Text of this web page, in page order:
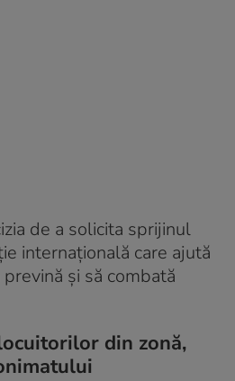
de a solicita sprijinul
internațională care ajută
și să combată
din zonă,